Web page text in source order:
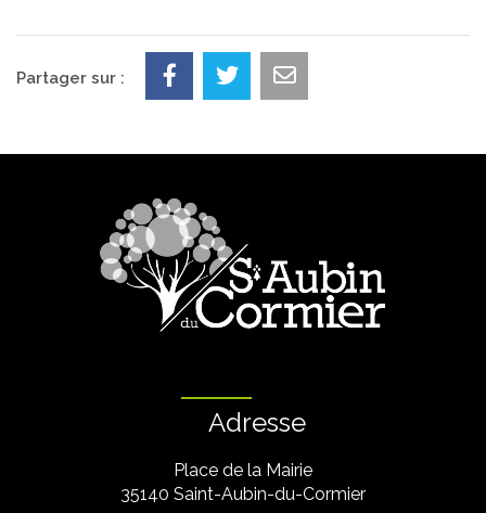
Partager sur :
Adresse
Place de la Mairie
35140 Saint-Aubin-du-Cormier